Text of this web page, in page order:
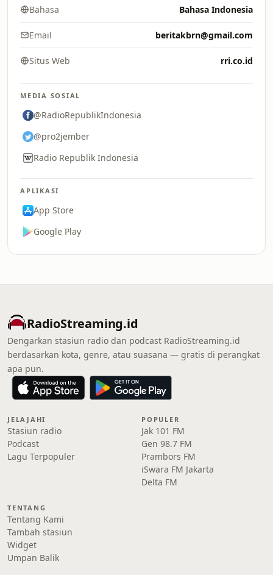
Bahasa Bahasa Indonesia
Email beritakbrn@gmail.com
Situs Web rri.co.id
MEDIA SOSIAL
@RadioRepublikIndonesia
@pro2jember
Radio Republik Indonesia
APLIKASI
App Store
Google Play
RadioStreaming.id
Dengarkan stasiun radio dan podcast RadioStreaming.id
berdasarkan kota, genre, atau suasana — gratis di perangkat
apa pun.
JELAJAHI
Stasiun radio
Podcast
Lagu Terpopuler
POPULER
Jak 101 FM
Gen 98.7 FM
Prambors FM
iSwara FM Jakarta
Delta FM
TENTANG
Tentang Kami
Tambah stasiun
Widget
Umpan Balik